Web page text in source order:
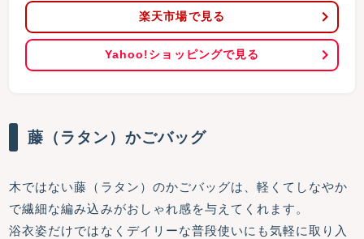
楽天市場で見る
Yahoo!ショッピングで見る
藤（ラタン）かごバッグ
木ではない藤（ラタン）のかごバッグは、軽くてしなやか
で繊細な編み込みがおしゃれ感を与えてくれます。
浴衣姿だけではなくデイリーな普段使いにも気軽に取り入